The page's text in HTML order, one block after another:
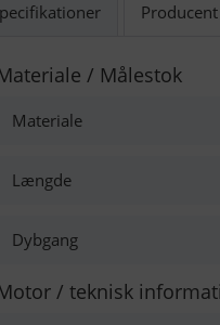
Producent
/ Målestok
Materiale
Længde
Dybgang
/ teknisk